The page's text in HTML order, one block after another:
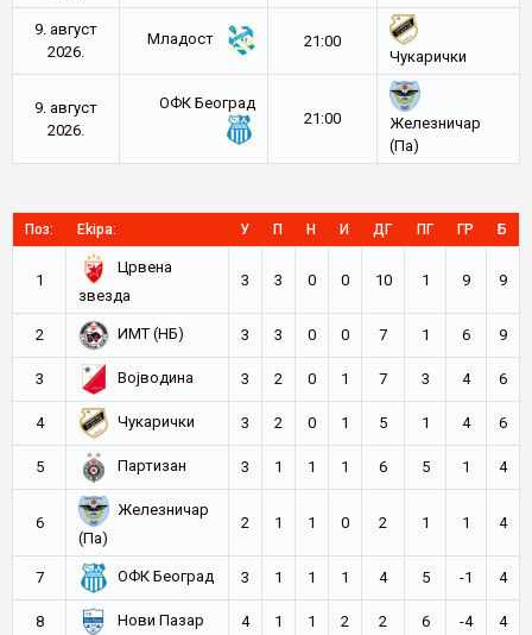
9. август
2026.
Младост
21:00
Чукарички
9. август
2026.
ОФК Београд
21:00
Железничар
(Па)
Поз: Ekipa: У П Н И ДГ ПГ ГР Б
1
Црвена
звезда
3 3 0 0 10 1 9 9
2 ИМТ (НБ) 3 3 0 0 7 1 6 9
3 Војводина 3 2 0 1 7 3 4 6
4 Чукарички 3 2 0 1 5 1 4 6
5 Партизан 3 1 1 1 6 5 1 4
6
Железничар
(Па)
2 1 1 0 2 1 1 4
7 ОФК Београд 3 1 1 1 4 5 -1 4
8 Нови Пазар 4 1 1 2 2 6 -4 4